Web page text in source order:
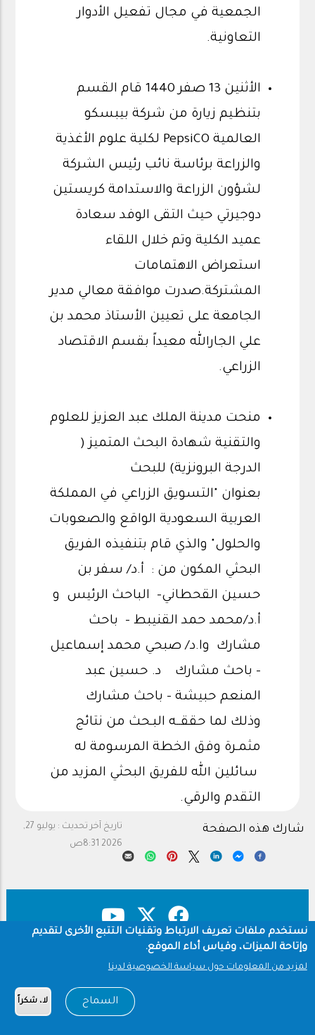
الجمعية في مجال تفعيل الأدوار
التعاونية.
الأثنين 13 صفر 1440 قام القسم
بتنظيم زيارة من شركة بيبسكو
العالمية PepsiCO لكلية علوم الأغذية
والزراعة برئاسة نائب رئيس الشركة
لشؤون الزراعة والاستدامة كريستين
دوجيرتي حيث التقى الوفد سعادة
عميد الكلية وتم خلال اللقاء
استعراض الاهتمامات
المشتركة.صدرت موافقة معالي مدير
الجامعة على تعيين الأستاذ محمد بن
علي الجارالله معيداً بقسم الاقتصاد
الزراعي.
منحت مدينة الملك عبد العزيز للعلوم
والتقنية شهادة البحث المتميز (
الدرجة البرونزية) للبحث
بعنوان "التسويق الزراعي في المملكة
العربية السعودية الواقع والصعوبات
والحلول" والذي قام بتنفيذه الفريق
البحثي المكون من : أ.د/ سفر بن
حسين القحطاني- الباحث الرئيس و
أ.د/محمد حمد القنيبط - باحث
مشارك وا.د/ صبحي محمد إسماعيل
- باحث مشارك د. حسين عبد
المنعم حبيشة - باحث مشارك
وذلك لما حققــه البـحث من نتائج
مثمـرة وفق الخطة المرسومة له
سائلين الله للفريق البحثي المزيد من
التقدم والرقي.
تاريخ آخر تحديث :
يوليو 27,
2026 8:31ص
شارك هذه الصفحة
Footer
نستخدم ملفات تعريف الارتباط وتقنيات التتبع الأخرى لتقديم
وإتاحة الميزات، وقياس أداء الموقع.
لمزيد من المعلومات حول سياسة الخصوصية لدينا
السماح لا، شكراً